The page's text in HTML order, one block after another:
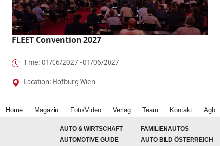
FLEET Convention 2027
Time: 01/06/2027 - 01/06/2027
Location: Hofburg Wien
Home Magazin Foto/Video Verlag Team Kontakt Agb
AUTO & WIRTSCHAFT
FAMILIENAUTOS
AUTOMOTIVE GUIDE
AUTO BILD ÖSTERREICH